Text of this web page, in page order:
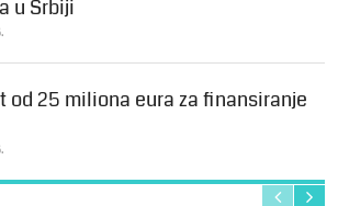
u Srbiji
od 25 miliona eura za finansiranje